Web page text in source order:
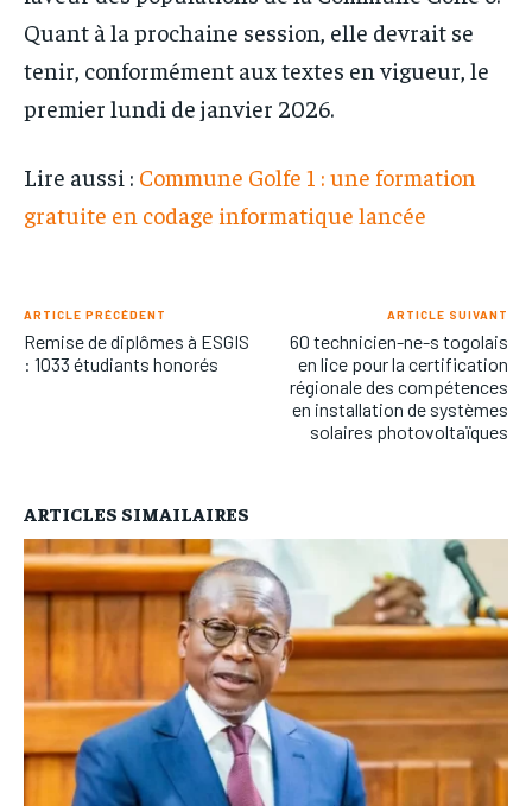
Quant à la prochaine session, elle devrait se
tenir, conformément aux textes en vigueur, le
premier lundi de janvier 2026.
Lire aussi : Commune Golfe 1 : une formation
gratuite en codage informatique lancée
ARTICLE PRÉCÉDENT
Remise de diplômes à ESGIS
: 1033 étudiants honorés
ARTICLE SUIVANT
60 technicien-ne-s togolais
en lice pour la certification
régionale des compétences
en installation de systèmes
solaires photovoltaïques
ARTICLES SIMAILAIRES